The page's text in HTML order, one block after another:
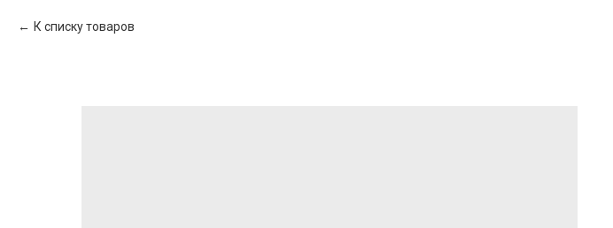
К списку товаров